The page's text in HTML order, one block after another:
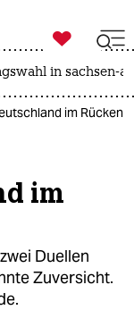

taz zahl ich
in sachsen-
im Rücken
im
Duellen
Zuversicht.